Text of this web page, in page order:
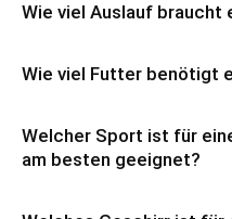
Wie viel Auslauf braucht
Wie viel Futter benötigt
Welcher Sport ist für
am besten geeignet?